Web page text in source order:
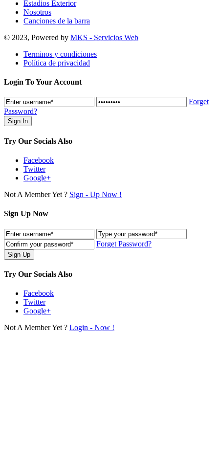
Estadios Exterior
Nosotros
Canciones de la barra
© 2023, Powered by MKS - Servicios Web
Terminos y condiciones
Política de privacidad
Login To Your Account
Forget
Password?
Try Our Socials Also
Facebook
Twitter
Google+
Not A Member Yet ? Sign - Up Now !
Sign Up Now
Forget Password?
Try Our Socials Also
Facebook
Twitter
Google+
Not A Member Yet ? Login - Now !